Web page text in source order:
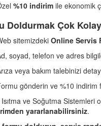
%10 indirim ile ekonomik
Doldurmak Çok Kolay
sitemizdeki Online Servis
soyad, telefon ve adres
veya bakım talebinizi
gönderin ve %10 indirim
ve Soğutma Sistemleri
yararlanabilirsiniz.